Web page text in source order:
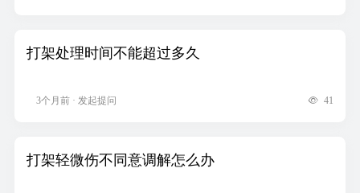
打架处理时间不能超过多久
3个月前 · 发起提问 41
打架轻微伤不同意调解怎么办